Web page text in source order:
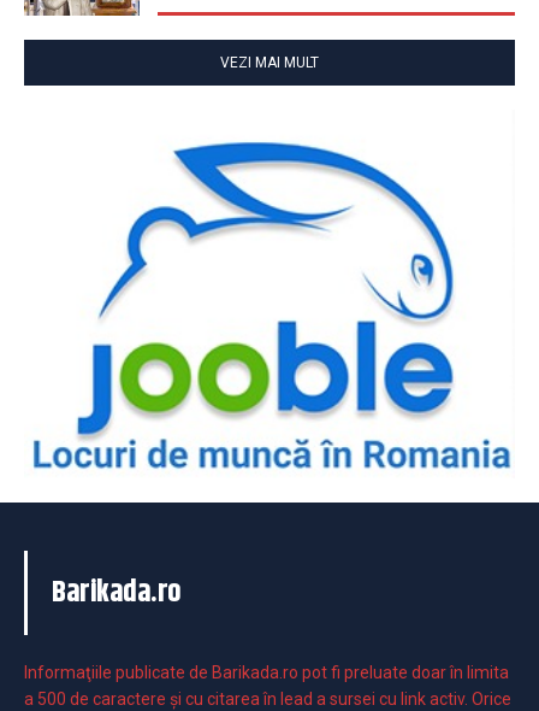
VEZI MAI MULT
Barikada.ro
Informaţiile publicate de Barikada.ro pot fi preluate doar în limita
a 500 de caractere şi cu citarea în lead a sursei cu link activ. Orice